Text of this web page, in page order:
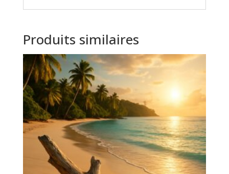
Produits similaires